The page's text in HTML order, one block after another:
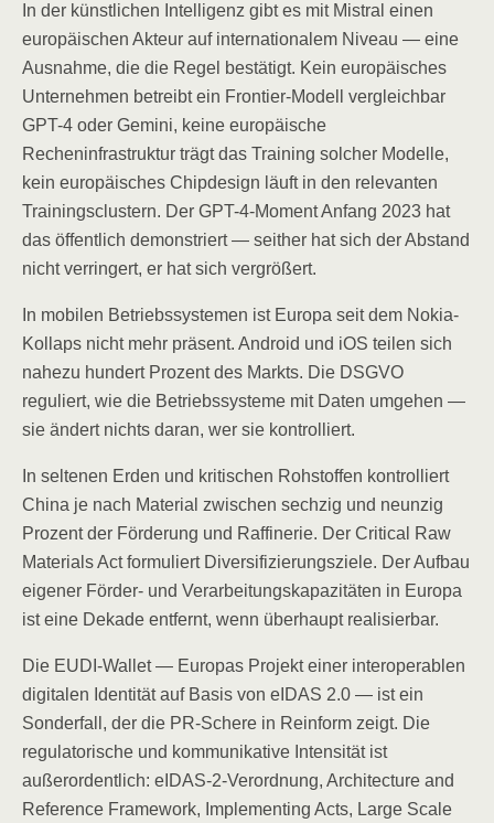
In der künstlichen Intelligenz gibt es mit Mistral einen
europäischen Akteur auf internationalem Niveau — eine
Ausnahme, die die Regel bestätigt. Kein europäisches
Unternehmen betreibt ein Frontier-Modell vergleichbar
GPT-4 oder Gemini, keine europäische
Recheninfrastruktur trägt das Training solcher Modelle,
kein europäisches Chipdesign läuft in den relevanten
Trainingsclustern. Der GPT-4-Moment Anfang 2023 hat
das öffentlich demonstriert — seither hat sich der Abstand
nicht verringert, er hat sich vergrößert.
In mobilen Betriebssystemen ist Europa seit dem Nokia-
Kollaps nicht mehr präsent. Android und iOS teilen sich
nahezu hundert Prozent des Markts. Die DSGVO
reguliert, wie die Betriebssysteme mit Daten umgehen —
sie ändert nichts daran, wer sie kontrolliert.
In seltenen Erden und kritischen Rohstoffen kontrolliert
China je nach Material zwischen sechzig und neunzig
Prozent der Förderung und Raffinerie. Der Critical Raw
Materials Act formuliert Diversifizierungsziele. Der Aufbau
eigener Förder- und Verarbeitungskapazitäten in Europa
ist eine Dekade entfernt, wenn überhaupt realisierbar.
Die EUDI-Wallet — Europas Projekt einer interoperablen
digitalen Identität auf Basis von eIDAS 2.0 — ist ein
Sonderfall, der die PR-Schere in Reinform zeigt. Die
regulatorische und kommunikative Intensität ist
außerordentlich: eIDAS-2-Verordnung, Architecture and
Reference Framework, Implementing Acts, Large Scale